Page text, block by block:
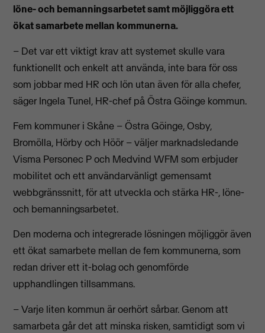
löne- och bemanningsarbetet samt möjliggöra ett
ökat samarbete mellan kommunerna.
– Det var ett viktigt krav att systemet skulle vara
funktionellt och enkelt att använda, inte bara för oss
som jobbar med HR och lön utan även för alla chefer,
säger Ingela Tunel, HR-chef på Östra Göinge kommun.
Fem kommuner i Skåne – Östra Göinge, Osby,
Bromölla, Hörby och Höör – väljer marknadsledande
Visma Personec P och Medvind WFM som erbjuder
mobilitet och ett användarvänligt gemensamt
webbgränssnitt, för att utveckla och stärka HR-, löne-
och bemanningsarbetet.
Den moderna och integrerade lösningen möjliggör även
ett ökat samarbete mellan de fem kommunerna, som
redan driver ett it-bolag och genomförde
upphandlingen tillsammans.
– Varje liten kommun är oerhört sårbar. Genom att
samarbeta går det att minska risken, samtidigt som vi